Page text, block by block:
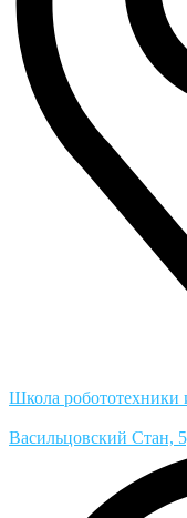
Школа робототехники
Васильцовский Стан,